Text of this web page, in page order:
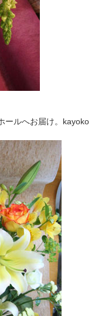
ルへお届け。kayoko